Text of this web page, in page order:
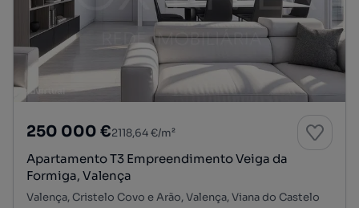
250 000 €2118,64 €/m²
Apartamento T3 Empreendimento Veiga da
Formiga, Valença
Valença, Cristelo Covo e Arão, Valença, Viana do Castelo